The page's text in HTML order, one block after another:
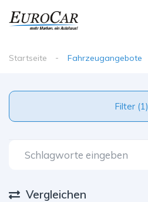
Startseite Fahrzeugangebote
Filter (1)
Vergleichen